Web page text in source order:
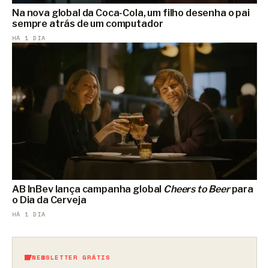
Na nova global da Coca-Cola, um filho desenha o pai
sempre atrás de um computador
HÁ 1 DIA
AB InBev lança campanha global Cheers to Beerpara
o Dia da Cerveja
HÁ 1 DIA
NEWSLETTER GRÁTIS